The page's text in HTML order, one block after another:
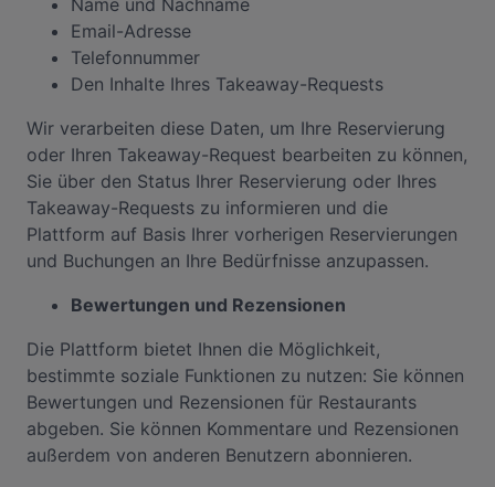
Name und Nachname
Email-Adresse
Telefonnummer
Den Inhalte Ihres Takeaway-Requests
Wir verarbeiten diese Daten, um Ihre Reservierung
oder Ihren Takeaway-Request bearbeiten zu können,
Sie über den Status Ihrer Reservierung oder Ihres
Takeaway-Requests zu informieren und die
Plattform auf Basis Ihrer vorherigen Reservierungen
und Buchungen an Ihre Bedürfnisse anzupassen.
Bewertungen und Rezensionen
Die Plattform bietet Ihnen die Möglichkeit,
bestimmte soziale Funktionen zu nutzen: Sie können
Bewertungen und Rezensionen für Restaurants
abgeben. Sie können Kommentare und Rezensionen
außerdem von anderen Benutzern abonnieren.